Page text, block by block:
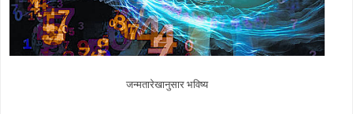
जन्मतारेखानुसार भविष्य